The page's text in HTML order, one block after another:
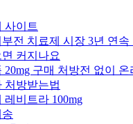
사이트
전 치료제 시장 3년 연속
커지나요
20mg 구매 처방전 없이 온
처방받는법
레비트라 100mg